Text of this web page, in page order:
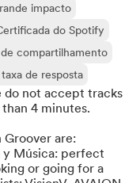
impacto
do Spotify
compartilhamento
de resposta
do not accept tracks
4 minutes.
are:
y Música: perfect
or going for a